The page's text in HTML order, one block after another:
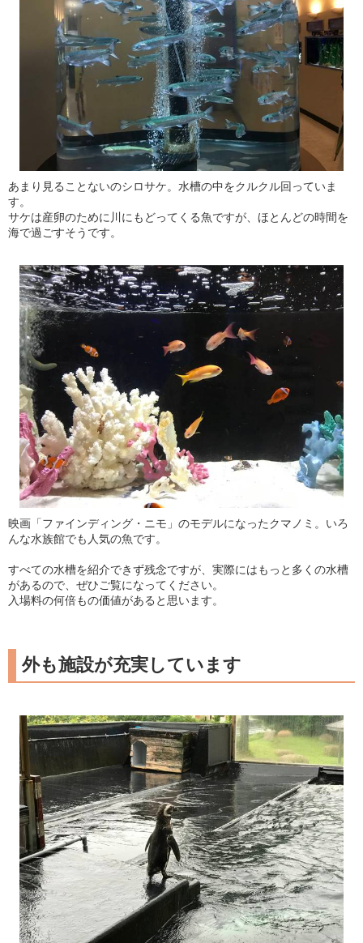
あまり見ることないのシロサケ。水槽の中をクルクル回っていま
す。
サケは産卵のために川にもどってくる魚ですが、ほとんどの時間を
海で過ごすそうです。
映画「ファインディング・ニモ」のモデルになったクマノミ。いろ
んな水族館でも人気の魚です。
すべての水槽を紹介できず残念ですが、実際にはもっと多くの水槽
があるので、ぜひご覧になってください。
入場料の何倍もの価値があると思います。
外も施設が充実しています